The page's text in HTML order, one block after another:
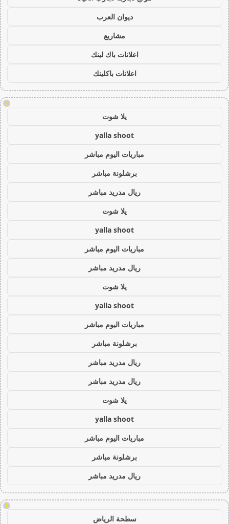
ديوان العرب
مشاريع
اعلانات باك لينك
اعلانات باكلينك
!
يلا شوت
yalla shoot
مباريات اليوم مباشر
برشلونة مباشر
ريال مدريد مباشر
يلا شوت
yalla shoot
مباريات اليوم مباشر
ريال مدريد مباشر
يلا شوت
yalla shoot
مباريات اليوم مباشر
برشلونة مباشر
ريال مدريد مباشر
ريال مدريد مباشر
يلا شوت
yalla shoot
مباريات اليوم مباشر
برشلونة مباشر
ريال مدريد مباشر
!
سطحة الرياض